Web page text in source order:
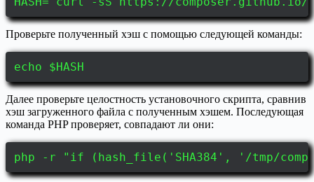
Проверьте полученный хэш с помощью следующей команды:
echo $HASH
Далее проверьте целостность установочного скрипта, сравнив
хэш загруженного файла с полученным хэшем. Последующая
команда PHP проверяет, совпадают ли они:
php -r "if (hash_file('SHA384', '/tmp/